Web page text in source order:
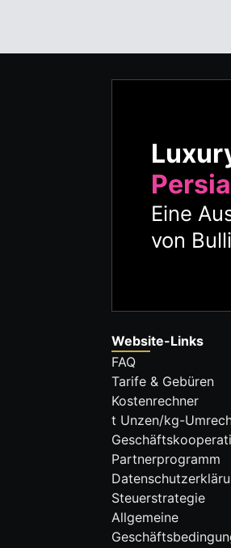
Eine
von
Website-Links
FAQ
Tarife & Gebüren
Kostenrechner
t Unzen/kg-
Partnerprogramm
Steuerstrategie
Allgemeine